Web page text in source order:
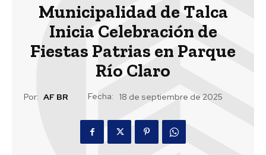
Municipalidad de Talca
Inicia Celebración de
Fiestas Patrias en Parque
Río Claro
Por: AF BR Fecha: 18 de septiembre de 2025